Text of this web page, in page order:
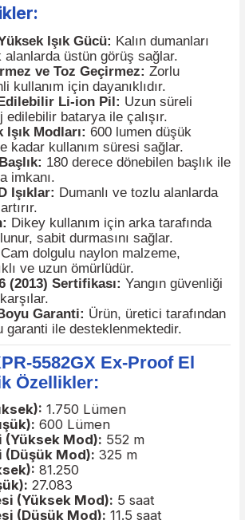
5582GX Ex-Proof El
Yüksek Işık Gücü:Kalın dumanları
alanlarda üstün görüş sağlar.
ve Toz Geçirmez:
kullanım için dayanıklıdır.
Edilebilir Li-ion Pil:
Uzun süreli
edilebilir batarya ile çalışır.
Işık Modları:600 lumen düşük
kadar kullanım süresi sağlar.
Başlık:180 derece dönebilen
imkanı.
Işıklar:Dumanlı ve tozlu
artırır.
Dikey kullanım için arka
sabit durmasını sağlar.
Cam dolgulu naylon malzeme,
ve uzun ömürlüdür.
(2013) Sertifikası:
karşılar.
Boyu Garanti:Ürün, üretici
garanti ile desteklenmektedir.
5582GX Ex-Proof El